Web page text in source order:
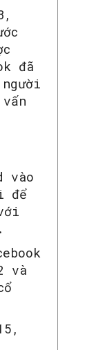
đã
vào
để
và